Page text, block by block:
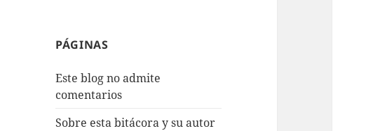
PÁGINAS
Este blog no admite
comentarios
Sobre esta bitácora y su autor